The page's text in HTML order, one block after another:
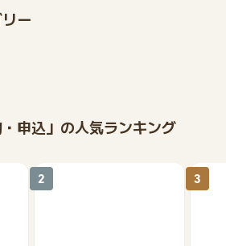
ー
・申込」の人気ランキング
2 3